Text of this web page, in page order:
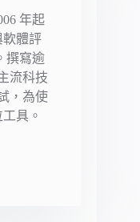
年起
軟體評
撰寫逾
流科技
，為使
具。